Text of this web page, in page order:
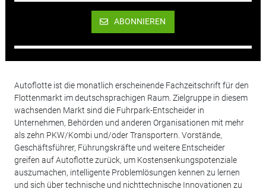
ABONNIEREN
Autoflotte ist die monatlich erscheinende Fachzeitschrift für den
Flottenmarkt im deutschsprachigen Raum. Zielgruppe in diesem
wachsenden Markt sind die Fuhrpark-Entscheider in
Unternehmen, Behörden und anderen Organisationen mit mehr
als zehn PKW/Kombi und/oder Transportern. Vorstände,
Geschäftsführer, Führungskräfte und weitere Entscheider
greifen auf Autoflotte zurück, um Kostensenkungspotenziale
auszumachen, intelligente Problemlösungen kennen zu lernen
und sich über technische und nichttechnische Innovationen zu